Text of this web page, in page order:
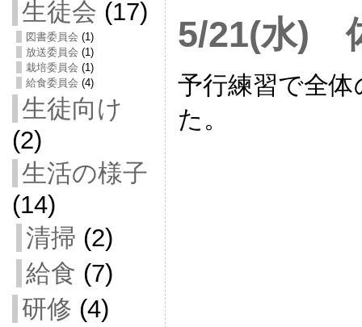
生徒会 (17)
図書委員会 (1)
放送委員会 (1)
栽培委員会 (1)
給食委員会 (4)
生徒向け
(2)
生活の様子
(14)
清掃 (2)
給食 (7)
研修 (4)
5/21(水)
予行練習で全
た。